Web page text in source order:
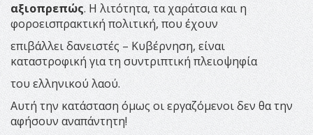
αξιοπρεπώς. Η λιτότητα, τα χαράτσια και η
φοροεισπρακτική πολιτική, που έχουν
επιβάλλει δανειστές – Κυβέρνηση, είναι
καταστροφική για τη συντριπτική πλειοψηφία
του ελληνικού λαού.
Αυτή την κατάσταση όμως οι εργαζόμενοι δεν θα την
αφήσουν αναπάντητη!